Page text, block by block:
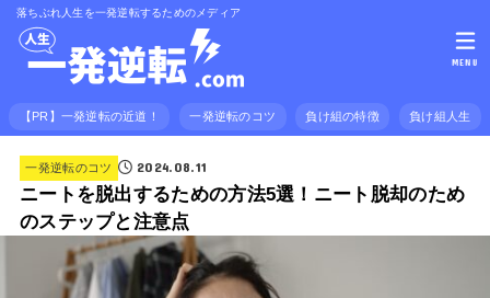
落ちぶれ人生を一発逆転するためのメディア
【PR】一発逆転の近道！ 一発逆転のコツ 負け組の特徴 負け組人生
MENU
一発逆転のコツ 2024.08.11
ニートを脱出するための方法5選！ニート脱却のため
のステップと注意点